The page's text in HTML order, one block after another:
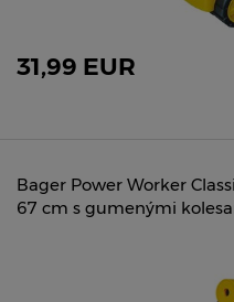
31,99 EUR
Bager Power Worker
67 cm s gumenými